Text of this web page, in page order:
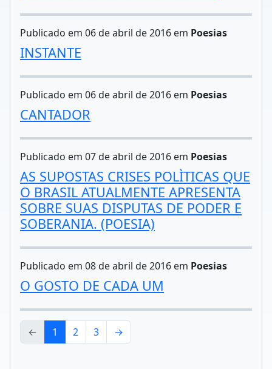
Publicado em 06 de abril de 2016 em Poesias
INSTANTE
Publicado em 06 de abril de 2016 em Poesias
CANTADOR
Publicado em 07 de abril de 2016 em Poesias
AS SUPOSTAS CRISES POLÌTICAS QUE
O BRASIL ATUALMENTE APRESENTA
SOBRE SUAS DISPUTAS DE PODER E
SOBERANIA. (POESIA)
Publicado em 08 de abril de 2016 em Poesias
O GOSTO DE CADA UM
← 1 2 3 →